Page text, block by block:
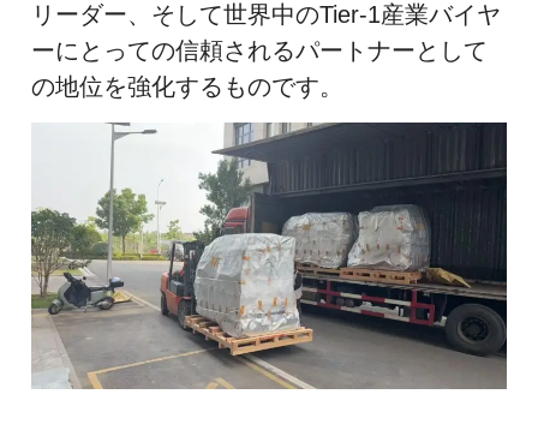
リーダー、そして世界中のTier-1産業バイヤ
ーにとっての信頼されるパートナーとして
の地位を強化するものです。